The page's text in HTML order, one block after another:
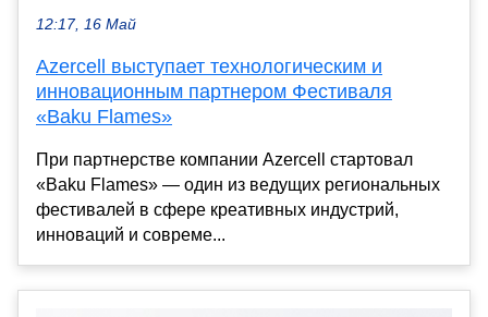
12:17, 16 Май
Azercell выступает технологическим и
инновационным партнером Фестиваля
«Baku Flames»
При партнерстве компании Azercell стартовал
«Baku Flames» — один из ведущих региональных
фестивалей в сфере креативных индустрий,
инноваций и совреме...